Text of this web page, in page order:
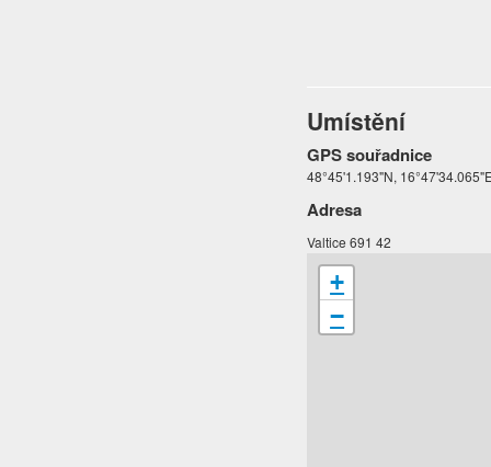
Umístění
GPS souřadnice
48°45'1.193"N,
Adresa
Valtice 691 42
+
−